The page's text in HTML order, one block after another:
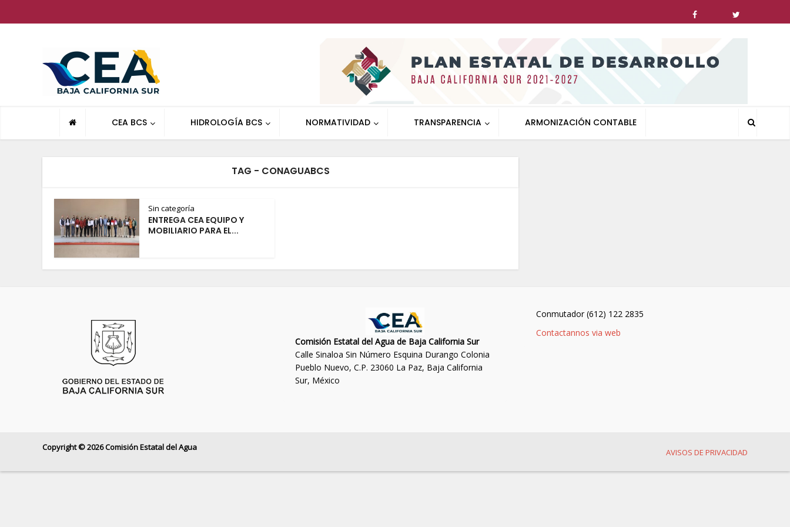
CEA BCS HIDROLOGÍA BCS NORMATIVIDAD TRANSPARENCIA ARMONIZACIÓN CONTABLE
TAG - CONAGUABCS
Sin categoría
ENTREGA CEA EQUIPO Y
MOBILIARIO PARA EL...
Comisión Estatal del Agua de Baja California Sur
Calle Sinaloa Sin Número Esquina Durango Colonia
Pueblo Nuevo, C.P. 23060 La Paz, Baja California
Sur, México
Conmutador (612) 122 2835
Contactannos via web
Copyright © 2026 Comisión Estatal del Agua AVISOS DE PRIVACIDAD